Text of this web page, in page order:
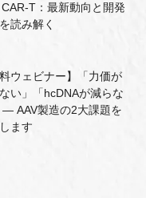
T：最新動向と開発
読み解く
料ウェビナー】「力価が
い」「hcDNAが減らな
― AAV製造の2大課題を
ます